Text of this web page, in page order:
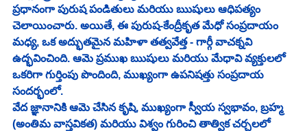
ప్రధానంగా పురుష పండితులు మరియు ఋషులు ఆధిపత్యం
చెలాయించారు. అయితే, ఈ పురుష-కేంద్రీకృత మేధో సంప్రదాయం
మధ్య, ఒక అద్భుతమైన మహిళా తత్వవేత్త - గార్గీ వాచక్నవి
ఉద్భవించింది. ఆమె ప్రముఖ ఋషులు మరియు మేధావి వ్యక్తులలో
ఒకరిగా గుర్తింపు పొందింది, ముఖ్యంగా ఉపనిషత్తు సంప్రదాయ
సందర్భంలో.
వేద జ్ఞానానికి ఆమె చేసిన కృషి, ముఖ్యంగా స్వీయ స్వభావం, బ్రహ్మ
(అంతిమ వాస్తవికత) మరియు విశ్వం గురించి తాత్విక చర్చలలో